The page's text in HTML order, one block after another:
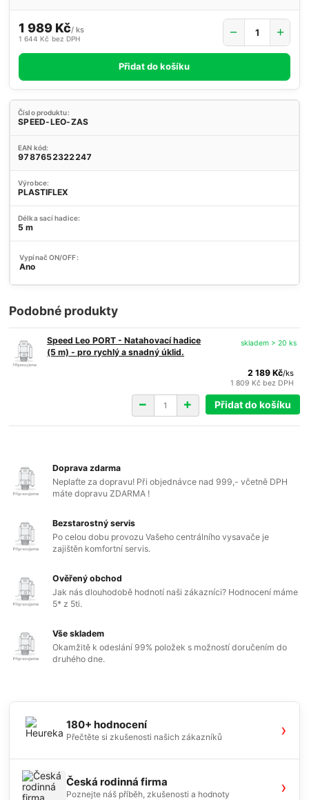
1 989 Kč/ ks
1 644 Kč bez DPH
Přidat do košíku
Číslo produktu:
SPEED-LEO-ZAS
EAN kód:
9787652322247
Výrobce:
PLASTIFLEX
Délka sací hadice:
5 m
Vypínač ON/OFF:
Ano
Podobné produkty
Speed Leo PORT - Natahovací hadice
(5 m) - pro rychlý a snadný úklid.
2 189 Kč/ks
1 809 Kč bez DPH
skladem > 20 ks
Přidat do košíku
Doprava zdarma
Neplaťte za dopravu! Při objednávce nad 999,- včetně DPH
máte dopravu ZDARMA !
Bezstarostný servis
Po celou dobu provozu Vašeho centrálního vysavače je
zajištěn komfortní servis.
Ověřený obchod
Jak nás dlouhodobě hodnotí naši zákazníci? Hodnocení máme
5* z 5ti.
Vše skladem
Okamžitě k odeslání 99% položek s možností doručením do
druhého dne.
180+ hodnocení
Přečtěte si zkušenosti našich zákazníků ›
Česká rodinná firma
Poznejte náš příběh, zkušenosti a hodnoty ›